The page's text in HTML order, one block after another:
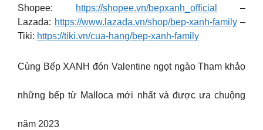
Shopee:
https://shopee.vn/bepxanh_official
–
Lazada: https://www.lazada.vn/shop/bep-xanh-family–
Tiki: https://tiki.vn/cua-hang/bep-xanh-family
Cùng Bếp XANH đón Valentine ngọt ngào Tham khảo
những bếp từ Malloca mới nhất và được ưa chuộng
năm 2023